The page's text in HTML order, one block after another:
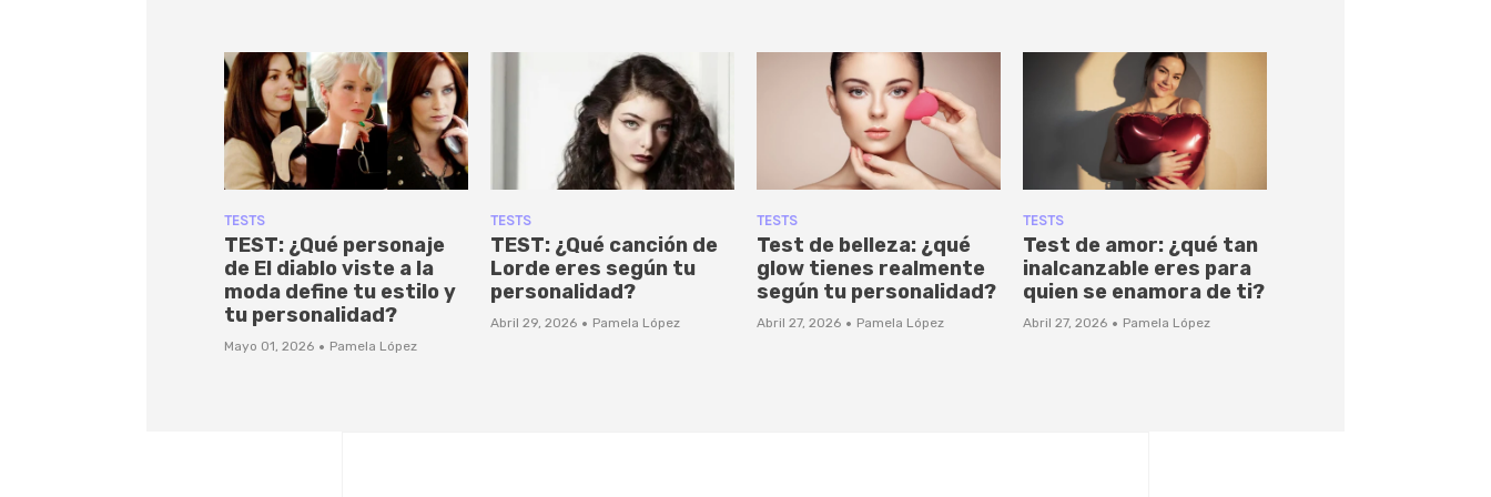
TESTS
TEST: ¿Qué personaje
de El diablo viste a la
moda define tu estilo y
tu personalidad?
Mayo 01, 2026 · Pamela López
TESTS
TEST: ¿Qué canción de
Lorde eres según tu
personalidad?
Abril 29, 2026 · Pamela López
TESTS
Test de belleza: ¿qué
glow tienes realmente
según tu personalidad?
Abril 27, 2026 · Pamela López
TESTS
Test de amor: ¿qué tan
inalcanzable eres para
quien se enamora de ti?
Abril 27, 2026 · Pamela López